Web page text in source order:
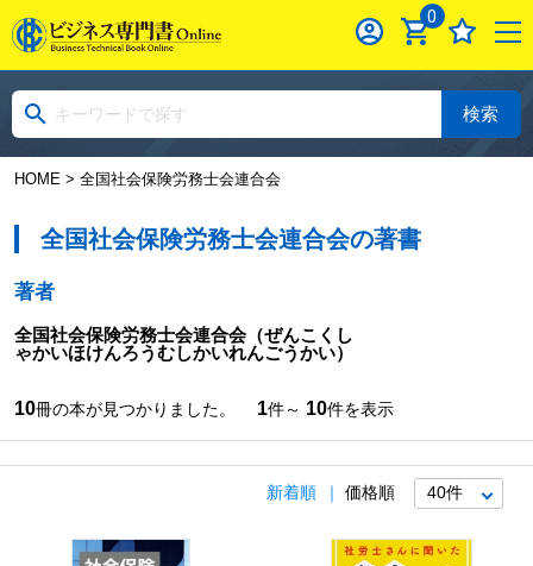
0
検索
HOME> 全国社会保険労務士会連合会
全国社会保険労務士会連合会の著書
著者
全国社会保険労務士会連合会（ぜんこくし
ゃかいほけんろうむしかいれんごうかい）
10冊の本が見つかりました。 1件～ 10件を表示
新着順 価格順